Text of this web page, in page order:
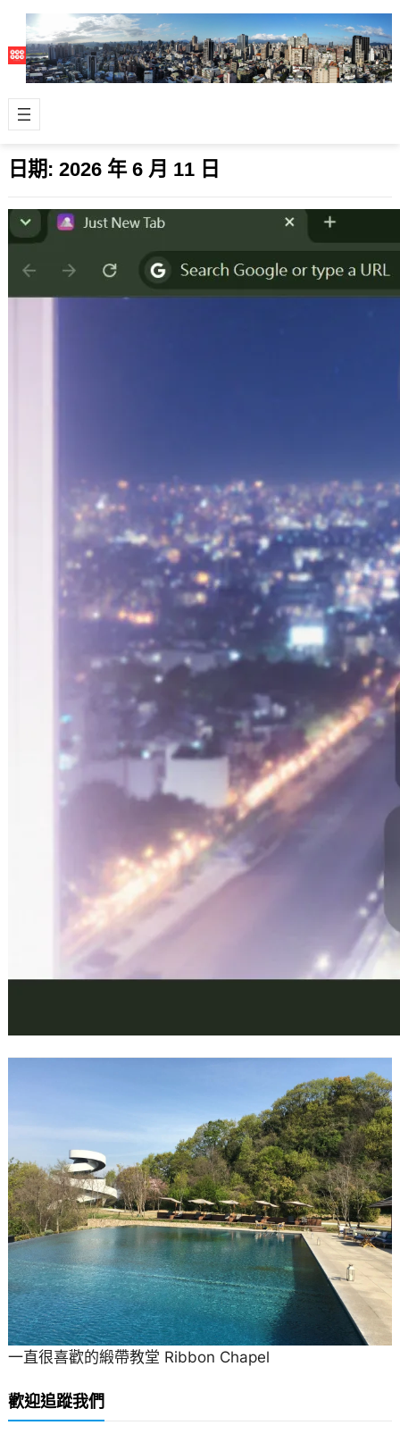
日期: 2026 年 6 月 11 日
Just a New Tab – 拾光新分頁（隨機桌布
2026 年 6 月 11 日
讓每一次開啟新分頁，都成為一次心靈
一直很喜歡的緞帶教堂 Ribbon Chapel
歡迎追蹤我們